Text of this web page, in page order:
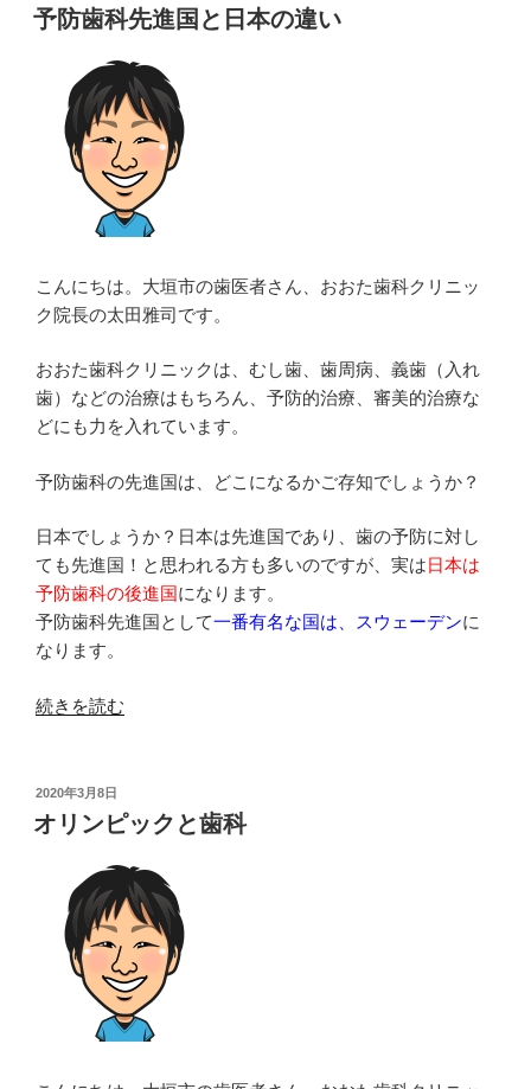
歯
蓋、
ず
れ
の
稿
日:
予防歯科先進国と日本の違い
こんにちは。大垣市の歯医者さん、おおた歯科クリニッ
ク院長の太田雅司です。
おおた歯科クリニックは、むし歯、歯周病、義歯（入れ
歯）などの治療はもちろん、予防的治療、審美的治療な
どにも力を入れています。
予防歯科の先進国は、どこになるかご存知でしょうか？
日本でしょうか？日本は先進国であり、歯の予防に対し
ても先進国！と思われる方も多いのですが、実は日本は
予防歯科の後進国になります。
予防歯科先進国として一番有名な国は、スウェーデンに
なります。
“予
科
先
続きを読む
投
稿
日:
2020年3月8日
オリンピックと歯科